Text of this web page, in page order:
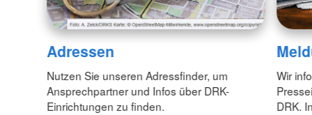
Adressen
Nutzen Sie unseren Adressfinder, um
Ansprechpartner und Infos über DRK-
Einrichtungen zu finden.
Wir
DRK.